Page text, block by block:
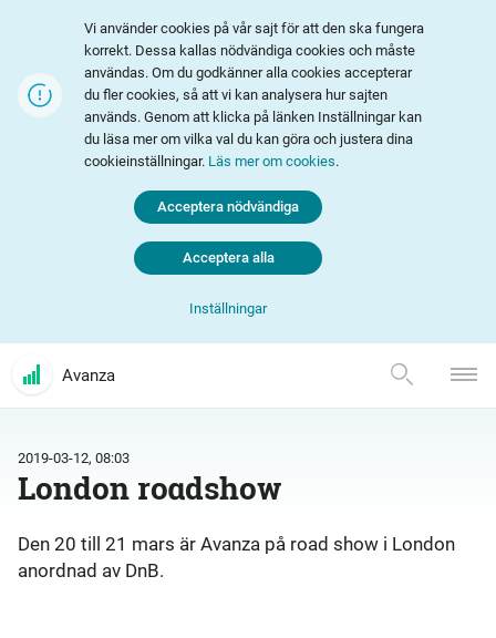
Vi använder cookies på vår sajt för att den ska fungera
korrekt. Dessa kallas nödvändiga cookies och måste
användas. Om du godkänner alla cookies accepterar
du fler cookies, så att vi kan analysera hur sajten
används. Genom att klicka på länken Inställningar kan
du läsa mer om vilka val du kan göra och justera dina
cookieinställningar. Läs mer om cookies.
Inställningar
Acceptera nödvändiga
Acceptera alla
Avanza
2019-03-12, 08:03
London roadshow
Den 20 till 21 mars är Avanza på road show i London
anordnad av DnB.